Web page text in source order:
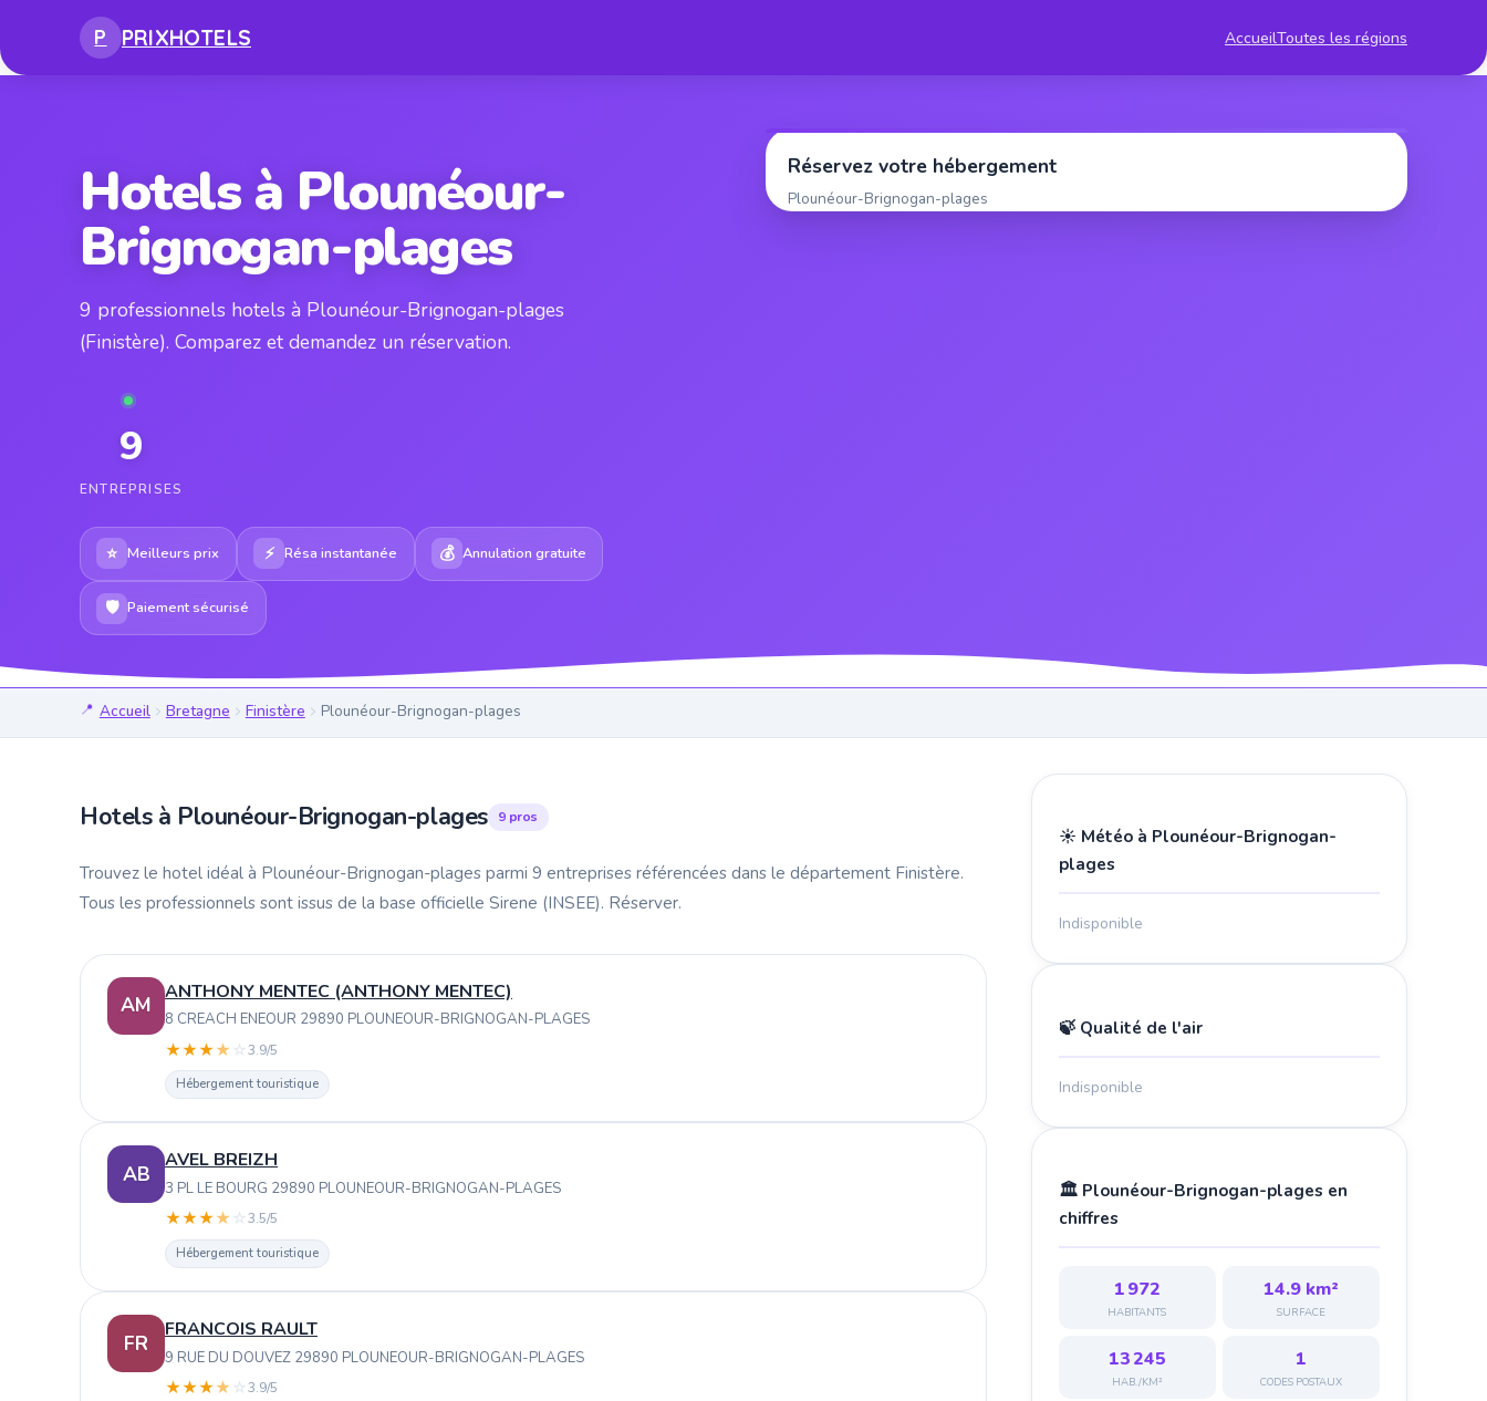
P PRIXHOTELS AccueilToutes les régions
Hotels à Plounéour-
Brignogan-plages
9 professionnels hotels à Plounéour-Brignogan-plages
(Finistère). Comparez et demandez un réservation.
9
ENTREPRISES
⭐ Meilleurs prix ⚡ Résa instantanée 💰 Annulation gratuite
🛡 Paiement sécurisé
Réservez votre hébergement
Plounéour-Brignogan-plages
Accueil Bretagne Finistère Plounéour-Brignogan-plages
Hotels à Plounéour-Brignogan-plages 9 pros
Trouvez le hotel idéal à Plounéour-Brignogan-plages parmi 9 entreprises référencées dans le département Finistère.
Tous les professionnels sont issus de la base officielle Sirene (INSEE). Réserver.
AM
ANTHONY MENTEC (ANTHONY MENTEC)
8 CREACH ENEOUR 29890 PLOUNEOUR-BRIGNOGAN-PLAGES
★★★★ ☆3.9/5
Hébergement touristique
AB
AVEL BREIZH
3 PL LE BOURG 29890 PLOUNEOUR-BRIGNOGAN-PLAGES
★★★★ ☆3.5/5
Hébergement touristique
FR
FRANCOIS RAULT
9 RUE DU DOUVEZ 29890 PLOUNEOUR-BRIGNOGAN-PLAGES
★★★★ ☆3.9/5
☀️ Météo à Plounéour-Brignogan-
plages
Indisponible
🍃 Qualité de l'air
Indisponible
🏛️ Plounéour-Brignogan-plages en
chiffres
1 972
HABITANTS
14.9 km²
SURFACE
13 245
HAB./KM²
1
CODES POSTAUX